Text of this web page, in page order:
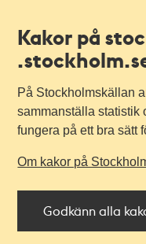
Kakor på
På Stockholmskällan
sammanställa statistik
fungera på ett bra sätt
Om kakor på
Godkänn alla